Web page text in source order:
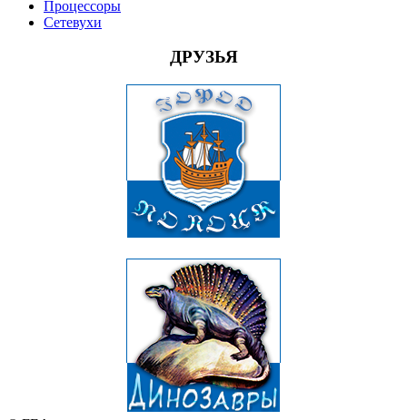
Процессоры
Сетевухи
ДРУЗЬЯ